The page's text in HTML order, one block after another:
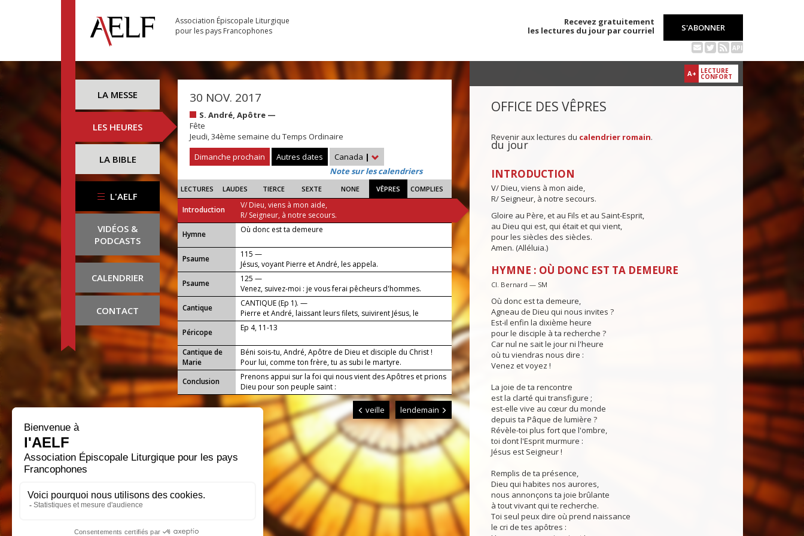
Association Épiscopale Liturgique
pour les pays Francophones
Recevez gratuitement
les lectures du jour par courriel
S'ABONNER
API
LA MESSE
LES HEURES
LA BIBLE
L'AELF
VIDÉOS &
PODCASTS
CALENDRIER
CONTACT
30 NOV. 2017
S. André, Apôtre —
Fête
Jeudi, 34ème semaine du Temps Ordinaire
Dimanche prochain
Autres dates Canada |
Note sur les calendriers
LECTURES LAUDES TIERCE SEXTE NONE VÊPRES COMPLIES
Introduction
V/ Dieu, viens à mon aide,
R/ Seigneur, à notre secours.
...
Hymne Où donc est ta demeure
Psaume
115 —
Jésus, voyant Pierre et André, les appela.
Psaume
125 —
Venez, suivez-moi : je vous ferai pêcheurs d'hommes.
Cantique
CANTIQUE (Ep 1). —
Pierre et André, laissant leurs filets, suivirent Jésus, le
Sauveur.
Péricope
Ep 4, 11-13
Cantique de
Marie
Béni sois-tu, André, Apôtre de Dieu et disciple du Christ !
Pour lui, comme ton frère, tu as subi le martyre.
Conclusion
Prenons appui sur la foi qui nous vient des Apôtres et prions
Dieu pour son peuple saint :
veille lendemain
A+ LECTURE
CONFORT
OFFICE DES VÊPRES
Revenir aux lectures du calendrier romain.
du jour
INTRODUCTION
V/ Dieu, viens à mon aide,
R/ Seigneur, à notre secours.
Gloire au Père, et au Fils et au Saint-Esprit,
au Dieu qui est, qui était et qui vient,
pour les siècles des siècles.
Amen. (Alléluia.)
HYMNE : OÙ DONC EST TA DEMEURE
Cl. Bernard — SM
Où donc est ta demeure,
Agneau de Dieu qui nous invites ?
Est-il enfin la dixième heure
pour le disciple à ta recherche ?
Car nul ne sait le jour ni l'heure
où tu viendras nous dire :
Venez et voyez !
La joie de ta rencontre
est la clarté qui transfigure ;
est-elle vive au cœur du monde
depuis ta Pâque de lumière ?
Révèle-toi plus fort que l'ombre,
toi dont l'Esprit murmure :
Jésus est Seigneur !
Remplis de ta présence,
Dieu qui habites nos aurores,
nous annonçons ta joie brûlante
à tout vivant qui te recherche.
Toi seul peux dire où prend naissance
le cri de tes apôtres :